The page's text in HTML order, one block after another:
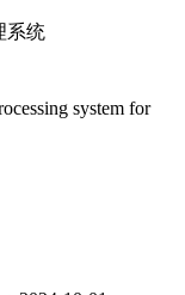
系统
system for